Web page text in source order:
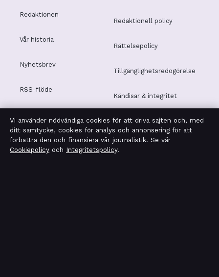
Redaktionen
Vår historia
Nyhetsbrev
RSS-flöde
Redaktionell policy
Rättelsepolicy
Tillgänglighetsredogörelse
Kändisar & integritet
Integritetspolicy
Vi använder nödvändiga cookies för att driva sajten och, med
ditt samtycke, cookies för analys och annonsering för att
förbättra den och finansiera vår journalistik. Se vår
Cookiepolicy och Integritetspolicy.